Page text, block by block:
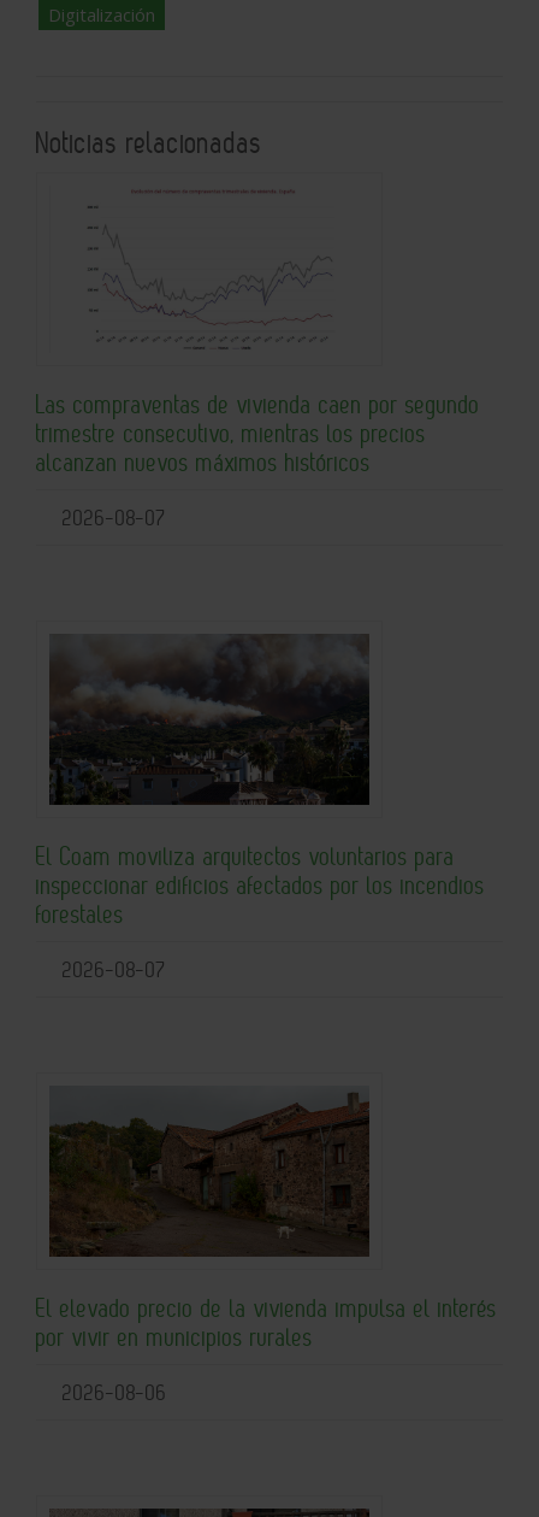
Digitalización
Noticias relacionadas
Las compraventas de vivienda caen por segundo
trimestre consecutivo, mientras los precios
alcanzan nuevos máximos históricos
2026-08-07
El Coam moviliza arquitectos voluntarios para
inspeccionar edificios afectados por los incendios
forestales
2026-08-07
El elevado precio de la vivienda impulsa el interés
por vivir en municipios rurales
2026-08-06